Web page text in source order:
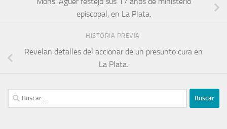
episcopal, en La Plata.
HISTORIA PREVIA
Revelan detalles del accionar de un presunto cura en
La Plata.